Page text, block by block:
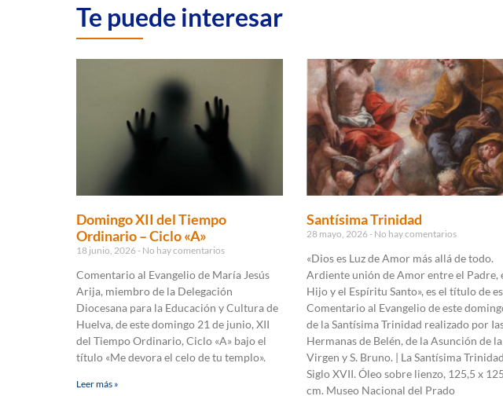
Te puede interesar
Domingo XII del Tiempo
Ordinario – Ciclo «A»
18 junio, 2026 No hay comentarios
Comentario al Evangelio de María Jesús
Arija, miembro de la Delegación
Diocesana para la Educación y Cultura de
Huelva, de este domingo 21 de junio, XII
del Tiempo Ordinario, Ciclo «A» bajo el
título «Me devora el celo de tu templo».
Leer más »
Santísima Trinidad
28 mayo, 2026 No hay comentarios
«Dios es Luz de Amor más allá de todo.
Ardiente unión de Amor entre el Padre,
Hijo y el Espíritu Santo», es el título de
Comentario al Evangelio de este
de la Santísima Trinidad realizado por
Hermanas de Belén, de la Asunción de la
Virgen y S. Bruno. | La Santísima
Siglo XVII. Óleo sobre lienzo, 125,5 x
cm. Museo Nacional del Prado